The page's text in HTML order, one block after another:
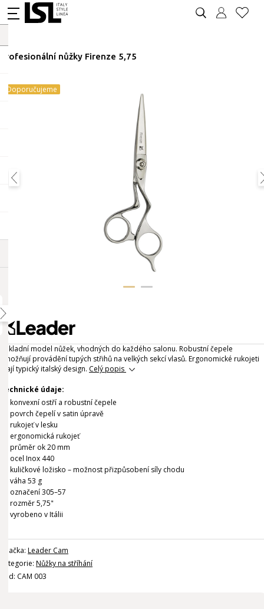
Profesionální nůžky Firenze 5,75
Doporučujeme
Základní model nůžek, vhodných do každého salonu. Robustní čepele
umožňují provádění tupých střihů na velkých sekcí vlasů. Ergonomické rukojeti
mají typický italský design. Celý popis
Technické údaje:
konvexní ostří a robustní čepele
povrch čepelí v satin úpravě
rukojeť v lesku
ergonomická rukojeť
průměr ok 20 mm
ocel Inox 440
kuličkové ložisko – možnost přizpůsobení síly chodu
váha 53 g
označení 305–57
rozměr 5,75"
vyrobeno v Itálii
Značka: Leader Cam
Kategorie: Nůžky na stříhání
Kód: CAM 003